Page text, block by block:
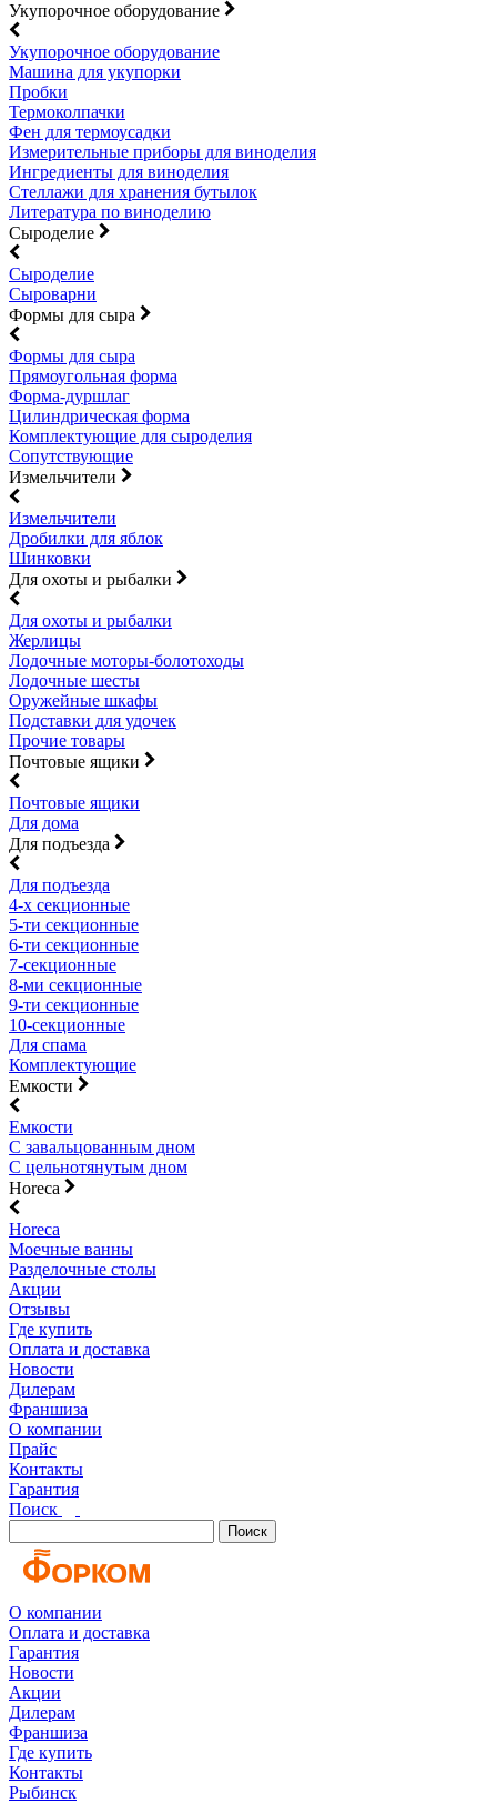
Укупорочное оборудование
Укупорочное оборудование
Машина для укупорки
Пробки
Термоколпачки
Фен для термоусадки
Измерительные приборы для виноделия
Ингредиенты для виноделия
Стеллажи для хранения бутылок
Литература по виноделию
Сыроделие
Сыроделие
Сыроварни
Формы для сыра
Формы для сыра
Прямоугольная форма
Форма-дуршлаг
Цилиндрическая форма
Комплектующие для сыроделия
Сопутствующие
Измельчители
Измельчители
Дробилки для яблок
Шинковки
Для охоты и рыбалки
Для охоты и рыбалки
Жерлицы
Лодочные моторы-болотоходы
Лодочные шесты
Оружейные шкафы
Подставки для удочек
Прочие товары
Почтовые ящики
Почтовые ящики
Для дома
Для подъезда
Для подъезда
4-х секционные
5-ти секционные
6-ти секционные
7-секционные
8-ми секционные
9-ти секционные
10-секционные
Для спама
Комплектующие
Емкости
Емкости
С завальцованным дном
С цельнотянутым дном
Horeca
Horeca
Моечные ванны
Разделочные столы
Акции
Отзывы
Где купить
Оплата и доставка
Новости
Дилерам
Франшиза
О компании
Прайс
Контакты
Гарантия
Поиск
Поиск
О компании
Оплата и доставка
Гарантия
Новости
Акции
Дилерам
Франшиза
Где купить
Контакты
Рыбинск